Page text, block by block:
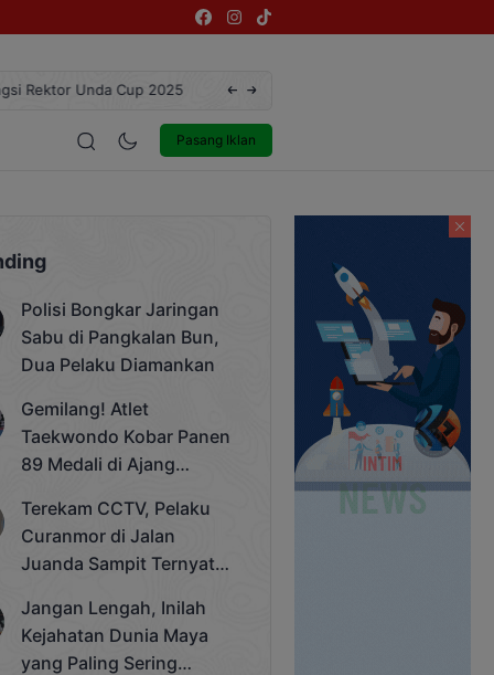
Rektor Unda Cup 2025 Terekam CCTV, Pelaku Curanmor di
Pasang Iklan
Entertainment
Polisi Bongkar Jaringan
Sabu di Pangkalan Bun,
Dua Pelaku Diamankan
Gemilang! Atlet
Taekwondo Kobar Panen
89 Medali di Ajang
Cup 2025
Terekam CCTV, Pelaku
Curanmor di Jalan
Juanda Sampit Ternyata
Jangan Lengah, Inilah
Kejahatan Dunia Maya
yang Paling Sering